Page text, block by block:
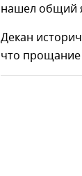
нашел общий
Декан
что прощание